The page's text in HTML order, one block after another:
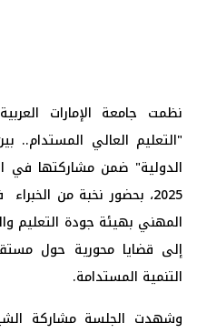
نظمت جامعة الإمارات
"التعليم العالي المستدام..
الدولية" ضمن مشاركتها في
2025، بحضور نخبة من
المهني بهيئة جودة التعليم
إلى قضايا محورية حول
التنمية المستدامة.
وشهدت الجلسة مشاركة